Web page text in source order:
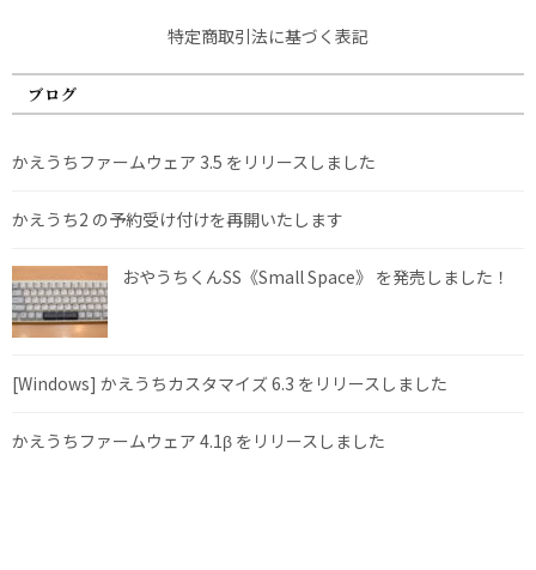
特定商取引法に基づく表記
ブログ
かえうちファームウェア 3.5 をリリースしました
かえうち2 の予約受け付けを再開いたします
おやうちくんSS《Small Space》 を発売しました！
[Windows] かえうちカスタマイズ 6.3 をリリースしました
かえうちファームウェア 4.1β をリリースしました